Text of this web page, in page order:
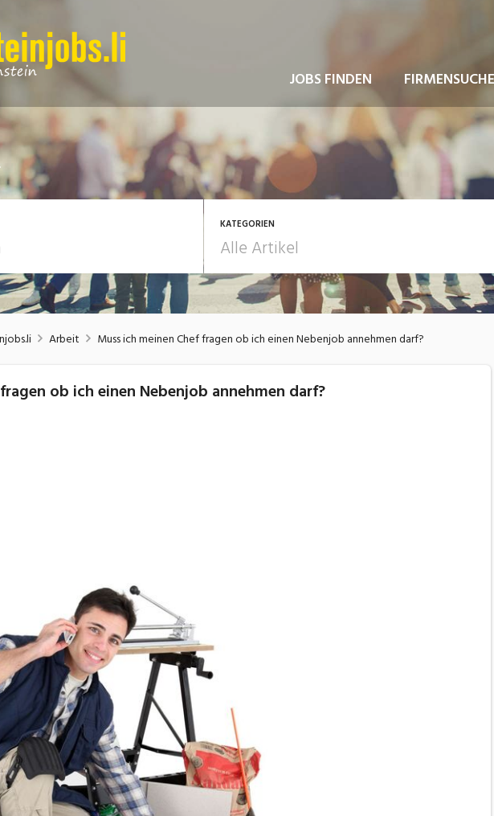
JOBS FINDEN FIRMENSUCHE
KATEGORIEN
Ausbildung / Weiterbildung Bewerbung /
Arbeit Muss ich meinen Chef fragen ob ich einen Nebenjob annehmen darf?
ob ich einen Nebenjob annehmen darf?